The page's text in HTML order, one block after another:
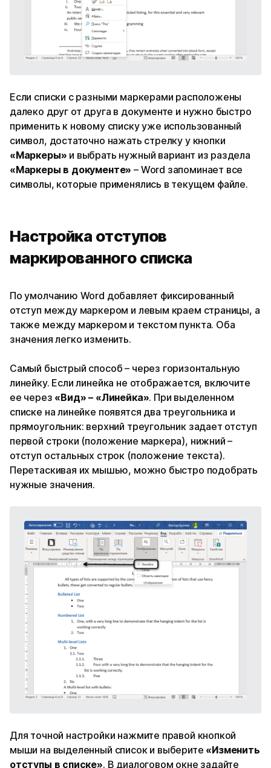
Если списки с разными маркерами расположены
далеко друг от друга в документе и нужно быстро
применить к новому списку уже использованный
символ, достаточно нажать стрелку у кнопки
«Маркеры» и выбрать нужный вариант из раздела
«Маркеры в документе» – Word запоминает все
символы, которые применялись в текущем файле.
Настройка отступов
маркированного списка
По умолчанию Word добавляет фиксированный
отступ между маркером и левым краем страницы, а
также между маркером и текстом пункта. Оба
значения легко изменить.
Самый быстрый способ – через горизонтальную
линейку. Если линейка не отображается, включите
ее через «Вид» – «Линейка». При выделенном
списке на линейке появятся два треугольника и
прямоугольник: верхний треугольник задает отступ
первой строки (положение маркера), нижний –
отступ остальных строк (положение текста).
Перетаскивая их мышью, можно быстро подобрать
нужные значения.
Для точной настройки нажмите правой кнопкой
мыши на выделенный список и выберите «Изменить
отступы в списке». В диалоговом окне задайте